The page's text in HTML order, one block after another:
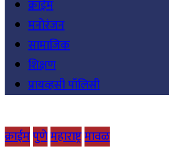
क्राईम
मनोरंजन
सामाजिक
शिक्षण
प्रायव्हसी पॉलिसी
क्राईमपुणेमहाराष्ट्रमावळ